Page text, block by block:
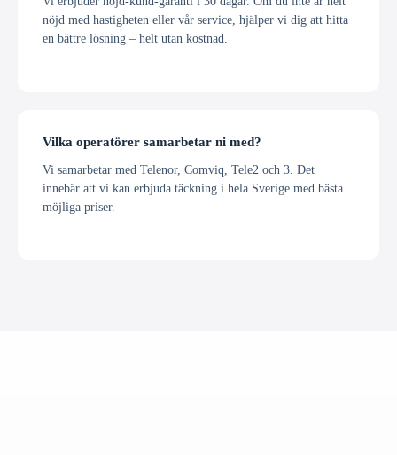
nöjd med hastigheten eller vår service, hjälper vi dig att hitta
en bättre lösning – helt utan kostnad.
Vilka operatörer samarbetar ni med?
Vi samarbetar med Telenor, Comviq, Tele2 och 3. Det
innebär att vi kan erbjuda täckning i hela Sverige med bästa
möjliga priser.